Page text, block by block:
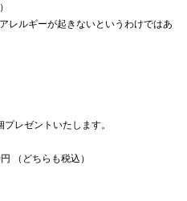
レルギーが起きないというわけではあ
レゼントいたします。
（どちらも税込）